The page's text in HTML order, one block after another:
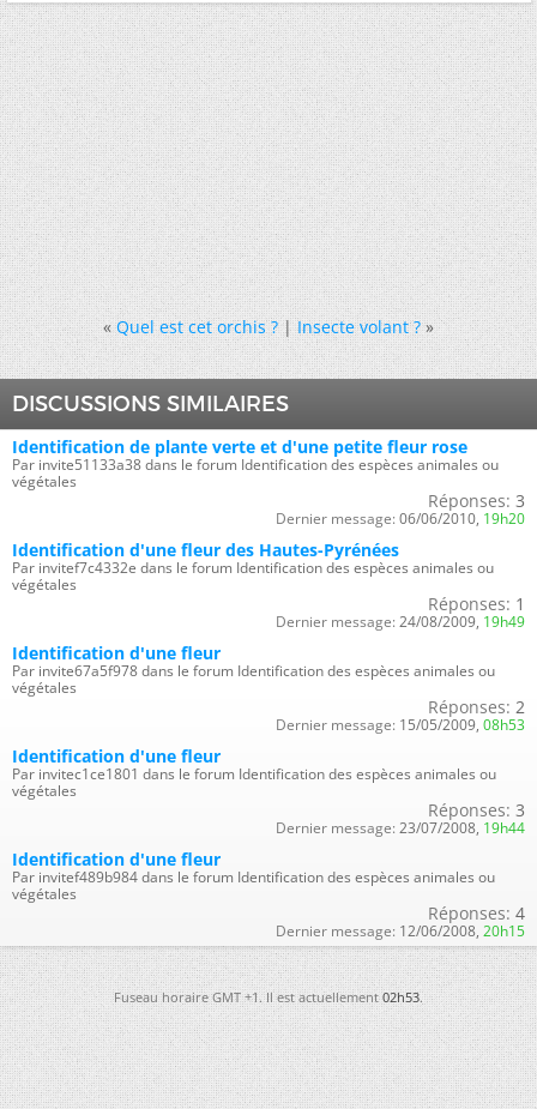
« Quel est cet orchis ?|Insecte volant ? »
DISCUSSIONS SIMILAIRES
Identification de plante verte et d'une petite fleur rose
Par invite51133a38 dans le forum Identification des espèces animales ou
végétales
Réponses: 3
Dernier message: 06/06/2010, 19h20
Identification d'une fleur des Hautes-Pyrénées
Par invitef7c4332e dans le forum Identification des espèces animales ou
végétales
Réponses: 1
Dernier message: 24/08/2009, 19h49
Identification d'une fleur
Par invite67a5f978 dans le forum Identification des espèces animales ou
végétales
Réponses: 2
Dernier message: 15/05/2009, 08h53
Identification d'une fleur
Par invitec1ce1801 dans le forum Identification des espèces animales ou
végétales
Réponses: 3
Dernier message: 23/07/2008, 19h44
Identification d'une fleur
Par invitef489b984 dans le forum Identification des espèces animales ou
végétales
Réponses: 4
Dernier message: 12/06/2008, 20h15
Fuseau horaire GMT +1. Il est actuellement02h53.